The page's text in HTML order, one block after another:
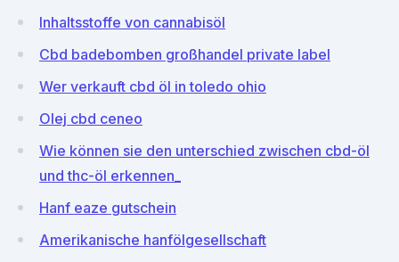
Inhaltsstoffe von cannabisöl
Cbd badebomben großhandel private label
Wer verkauft cbd öl in toledo ohio
Olej cbd ceneo
Wie können sie den unterschied zwischen cbd-öl
und thc-öl erkennen_
Hanf eaze gutschein
Amerikanische hanfölgesellschaft